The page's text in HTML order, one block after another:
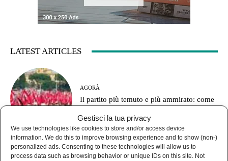
Gestisci la tua privacy
We use technologies like cookies to store and/or access device
information. We do this to improve browsing experience and to show (non-)
personalized ads. Consenting to these technologies will allow us to
process data such as browsing behavior or unique IDs on this site. Not
LATEST ARTICLES
AGORÀ
Il partito più temuto e più ammirato: come
funzionava il Pci?